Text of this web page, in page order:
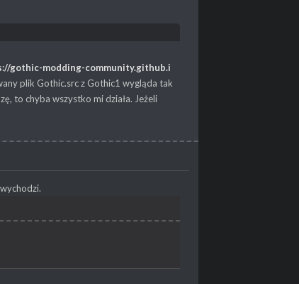
gothic-modding-community.github.i
plik Gothic.src z Gothic1 wygląda tak
to chyba wszystko mi działa. Jeżeli